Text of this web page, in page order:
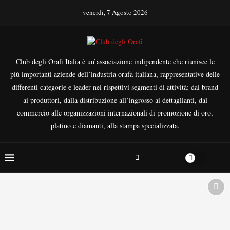
venerdì, 7 Agosto 2026
Club degli Orafi Italia è un’associazione indipendente che riunisce le
più importanti aziende dell’industria orafa italiana, rappresentative delle
differenti categorie e leader nei rispettivi segmenti di attività: dai brand
ai produttori, dalla distribuzione all’ingrosso ai dettaglianti, dal
commercio alle organizzazioni internazionali di promozione di oro,
platino e diamanti, alla stampa specializzata.